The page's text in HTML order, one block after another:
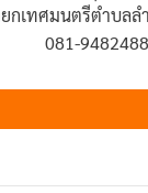
กเทศมนตรีตำบลล
081-9482488